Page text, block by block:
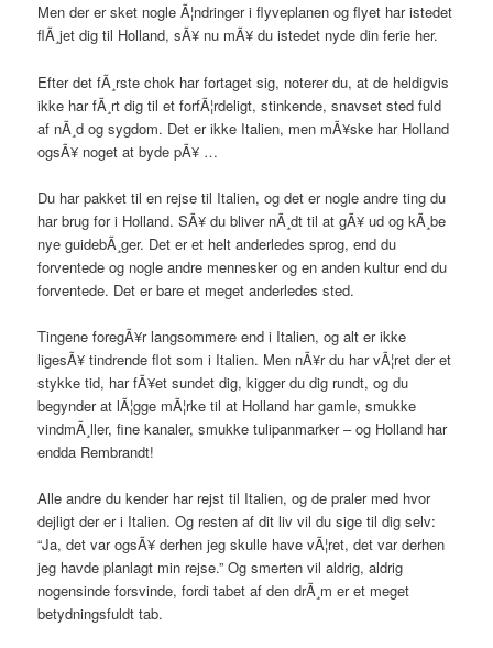
Men der er sket nogle Ã¦ndringer i flyveplanen og flyet har istedet
flÃ¸jet dig til Holland, sÃ¥ nu mÃ¥ du istedet nyde din ferie her.
Efter det fÃ¸rste chok har fortaget sig, noterer du, at de heldigvis
ikke har fÃ¸rt dig til et forfÃ¦rdeligt, stinkende, snavset sted fuld
af nÃ¸d og sygdom. Det er ikke Italien, men mÃ¥ske har Holland
ogsÃ¥ noget at byde pÃ¥ …
Du har pakket til en rejse til Italien, og det er nogle andre ting du
har brug for i Holland. SÃ¥ du bliver nÃ¸dt til at gÃ¥ ud og kÃ¸be
nye guidebÃ¸ger. Det er et helt anderledes sprog, end du
forventede og nogle andre mennesker og en anden kultur end du
forventede. Det er bare et meget anderledes sted.
Tingene foregÃ¥r langsommere end i Italien, og alt er ikke
ligesÃ¥ tindrende flot som i Italien. Men nÃ¥r du har vÃ¦ret der et
stykke tid, har fÃ¥et sundet dig, kigger du dig rundt, og du
begynder at lÃ¦gge mÃ¦rke til at Holland har gamle, smukke
vindmÃ¸ller, fine kanaler, smukke tulipanmarker – og Holland har
endda Rembrandt!
Alle andre du kender har rejst til Italien, og de praler med hvor
dejligt der er i Italien. Og resten af dit liv vil du sige til dig selv:
“Ja, det var ogsÃ¥ derhen jeg skulle have vÃ¦ret, det var derhen
jeg havde planlagt min rejse.” Og smerten vil aldrig, aldrig
nogensinde forsvinde, fordi tabet af den drÃ¸m er et meget
betydningsfuldt tab.